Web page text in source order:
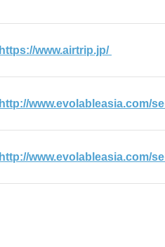
https://www.airtrip.jp/
http://www.evolableasia.com/
http://www.evolableasia.com/